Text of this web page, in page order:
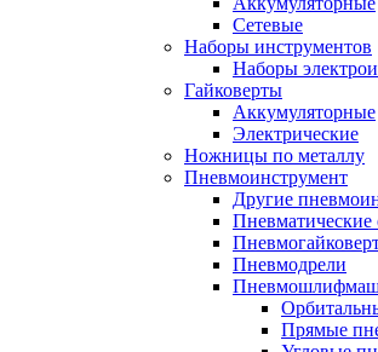
Сетевые
Наборы инструментов
Наборы
Гайковерты
Аккумуляторные
Электрические
Ножницы по металлу
Пневмоинструмент
Другие
Пневмодрели
Прямые